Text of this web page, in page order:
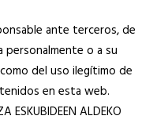
ante terceros, de
personalmente o a su
del uso ilegítimo de
en esta web.
ESKUBIDEEN ALDEKO